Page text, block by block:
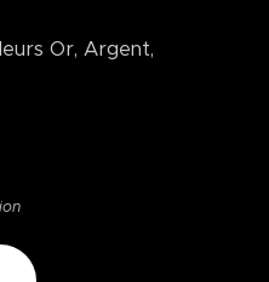
Or, Argent,